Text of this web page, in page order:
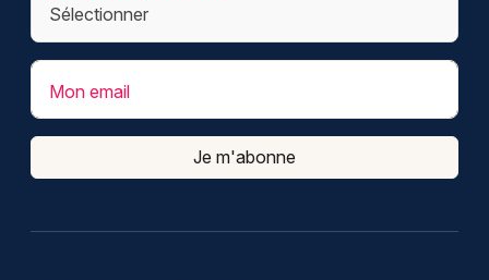
Mon email
Je m'abonne